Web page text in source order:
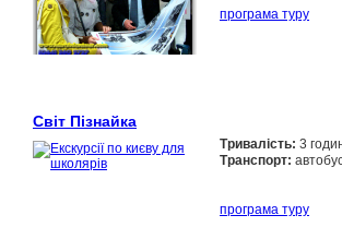
програма туру
Світ Пізнайка
Тривалість: 3
Транспорт:
програма туру